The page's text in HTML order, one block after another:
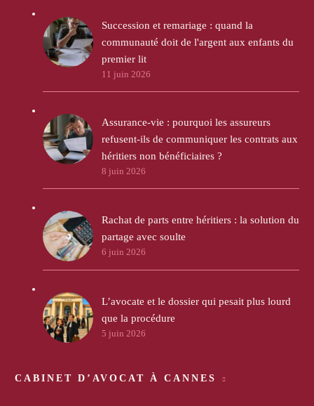
Succession et remariage : quand la
communauté doit de l'argent aux enfants du
premier lit
11 juin 2026
Assurance-vie : pourquoi les assureurs
refusent-ils de communiquer les contrats aux
héritiers non bénéficiaires ?
8 juin 2026
Rachat de parts entre héritiers : la solution du
partage avec soulte
6 juin 2026
L’avocate et le dossier qui pesait plus lourd
que la procédure
5 juin 2026
CABINET D’AVOCAT À CANNES